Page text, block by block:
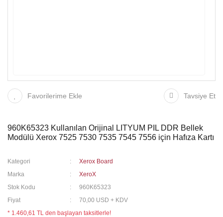
Favorilerime Ekle Tavsiye Et
960K65323 Kullanılan Orijinal LITYUM PIL DDR Bellek
Modülü Xerox 7525 7530 7535 7545 7556 için Hafıza Kartı
Kategori
Xerox Board
Marka
XeroX
Stok Kodu
960K65323
Fiyat
70,00 USD + KDV
* 1.460,61 TL den başlayan taksitlerle!